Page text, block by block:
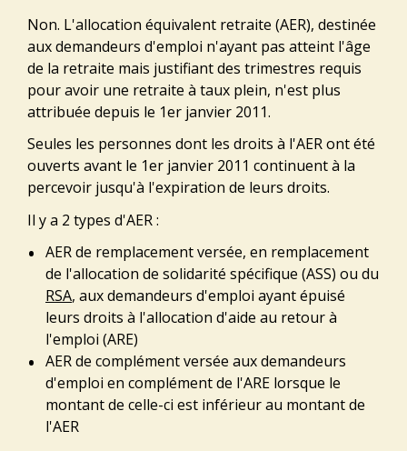
Non. L'allocation équivalent retraite (AER), destinée
aux demandeurs d'emploi n'ayant pas atteint l'âge
de la retraite mais justifiant des trimestres requis
pour avoir une retraite à taux plein, n'est plus
attribuée depuis le 1er janvier 2011.
Seules les personnes dont les droits à l'AER ont été
ouverts avant le 1er janvier 2011 continuent à la
percevoir jusqu'à l'expiration de leurs droits.
Il y a 2 types d'AER :
AER de remplacement versée, en remplacement
de l'allocation de solidarité spécifique (ASS) ou du
RSA, aux demandeurs d'emploi ayant épuisé
leurs droits à l'allocation d'aide au retour à
l'emploi (ARE)
AER de complément versée aux demandeurs
d'emploi en complément de l'ARE lorsque le
montant de celle-ci est inférieur au montant de
l'AER